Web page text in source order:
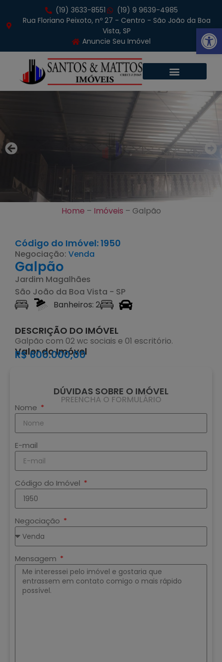
Abrir
(19) 3633-8551
(19) 9 9639-4985
Rua Floriano Peixoto, nº 27 - Centro - São João da Boa
Vista, SP
Anuncie Seu Imóvel
Home – Imóveis – Galpão
Código do Imóvel: 1950
Negociação: Venda
Galpão
Jardim Magalhães
São João da Boa Vista - SP
Banheiros: 2
DESCRIÇÃO DO IMÓVEL
Galpão com 02 wc sociais e 01 escritório.
Valor do Imóvel
R$ 600.000,00
DÚVIDAS SOBRE O IMÓVEL
PREENCHA O FORMULÁRIO
Nome
E-mail
Código do Imóvel
Negociação
Mensagem